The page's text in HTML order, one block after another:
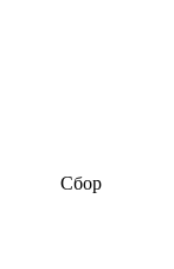
Сбор